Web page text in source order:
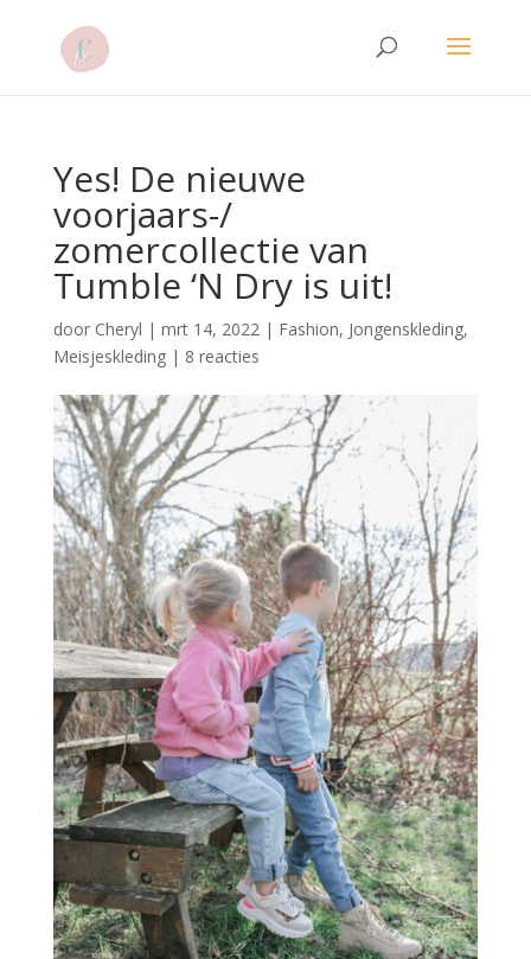
Yes! De nieuwe
voorjaars-/
zomercollectie van
Tumble ‘N Dry is uit!
door Cheryl | mrt 14, 2022| Fashion, Jongenskleding,
Meisjeskleding| 8 reacties